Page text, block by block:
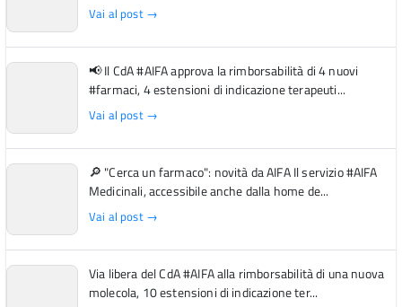
Vai al post →
📢 Il CdA #AIFA approva la rimborsabilità di 4 nuovi
#farmaci, 4 estensioni di indicazione terapeuti...
Vai al post →
🔎 "Cerca un farmaco": novità da AIFA Il servizio #AIFA
Medicinali, accessibile anche dalla home de...
Vai al post →
Via libera del CdA #AIFA alla rimborsabilità di una nuova
molecola, 10 estensioni di indicazione ter...